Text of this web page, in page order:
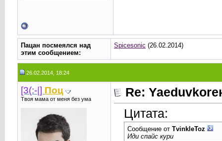
Пацан посмеялся над
этим сообщением:
Spicesonic (26.02.2014)
26.02.2014, 18:24
[3(:-|] Поц
Твоя мама от меня без ума
Re:
Цитата:
Сообщение от TvinkleToz
Иди спайс кури